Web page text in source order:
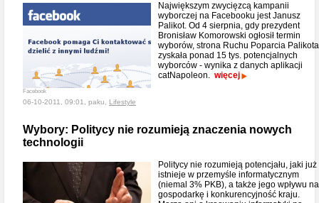
Facebook
Największym zwycięzcą kampanii
wyborczej na Facebooku jest Janusz
Palikot. Od 4 sierpnia, gdy prezydent
Bronisław Komorowski ogłosił termin
wyborów, strona Ruchu Poparcia Palikota
zyskała ponad 15 tys. potencjalnych
wyborców - wynika z danych aplikacji
catNapoleon. więcej
06-10-2011, 09:01, paku, Lifestyle
Wybory: Politycy nie rozumieją znaczenia nowych
technologii
Politycy nie rozumieją potencjału, jaki już
istnieje w przemyśle informatycznym
(niemal 3% PKB), a także jego wpływu na
gospodarkę i konkurencyjność kraju.